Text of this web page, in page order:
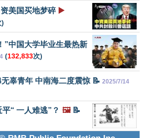
美国买地梦碎 ▶️
)
”中国大学毕业生最热新
(132,833次)
辜青年 中南海二度震惊 📝 2025/7/14
“ 一人难逃”？ 🖼️📝